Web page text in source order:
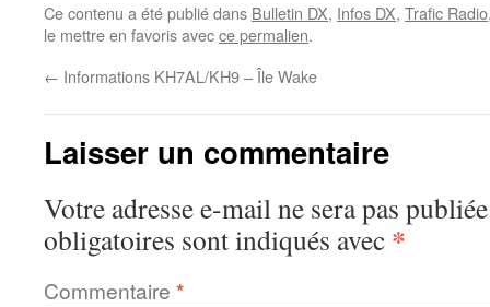
Ce contenu a été publié dans Bulletin DX, Infos DX, Trafic Radio
le mettre en favoris avecce permalien.
← Informations KH7AL/KH9 – Île Wake
Laisser un commentaire
Votre adresse e-mail ne sera pas
obligatoires sont indiqués avec *
Commentaire *